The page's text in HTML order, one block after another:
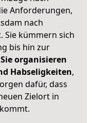
Anforderungen,
nach
Sie kümmern sich
bis hin zur
Sie organisieren
Habseligkeiten,
dafür, dass
Zielort in